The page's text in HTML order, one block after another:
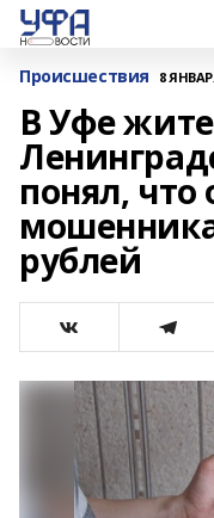
Происшествия 8
В Уфе
понял, что
рублей